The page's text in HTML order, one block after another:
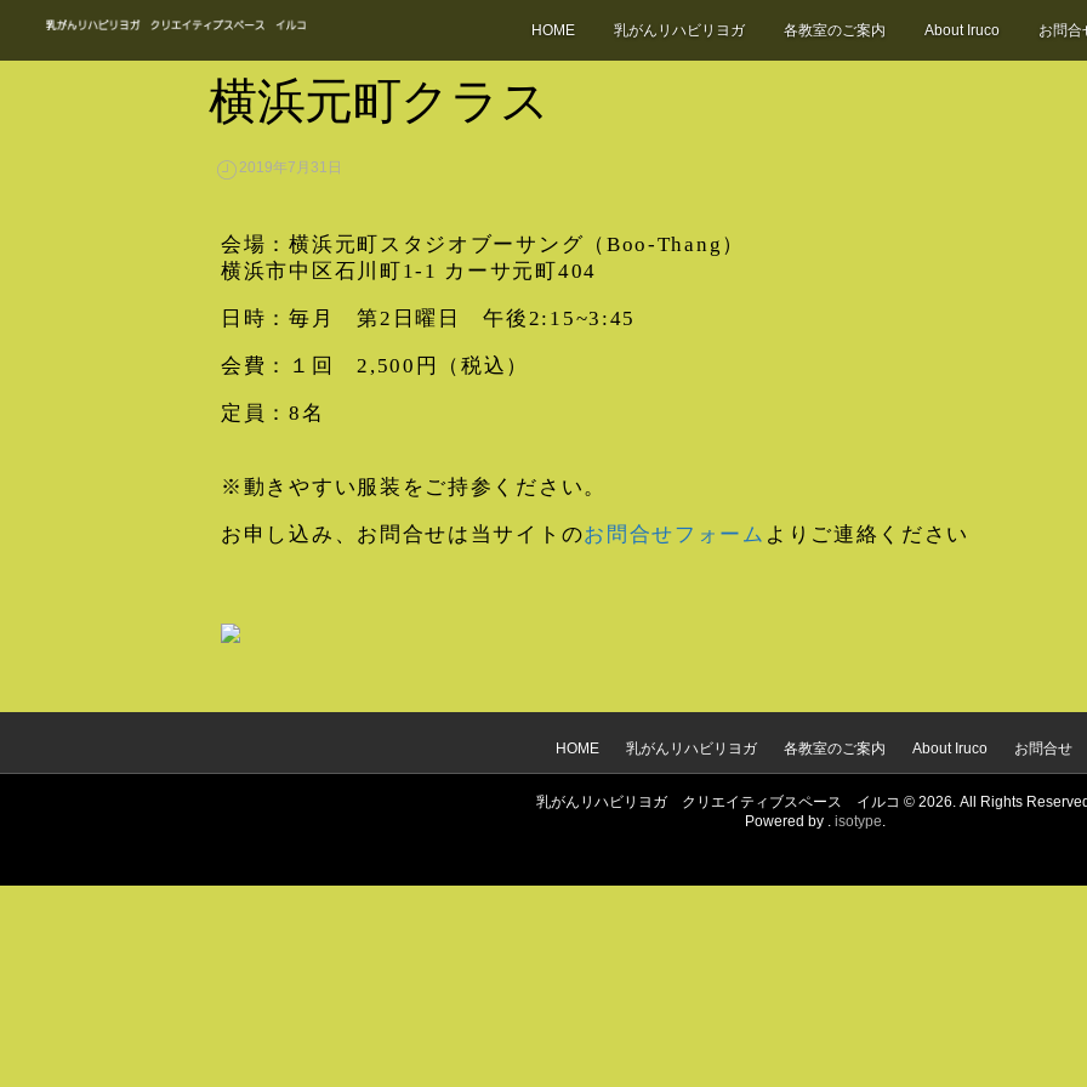
HOME 乳がんリハビリヨガ 各教室のご案内 About Iruco お問合
横浜元町クラス
2019年7月31日
会場：横浜元町スタジオブーサング（Boo-Thang）
横浜市中区石川町1-1 カーサ元町404
日時：毎月 第2日曜日 午後2:15~3:45
会費：１回 2,500円（税込）
定員：8名
※動きやすい服装をご持参ください。
お申し込み、お問合せは当サイトのお問合せフォーム よりご連絡ください
HOME 乳がんリハビリヨガ 各教室のご案内 About Iruco お問合せ
乳がんリハビリヨガ クリエイティブスペース イルコ © 2026. All Rights
Powered by . isotype.